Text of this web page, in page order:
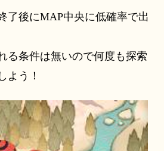
了後にMAP中央に低確率で出
る条件は無いので何度も探索
よう！